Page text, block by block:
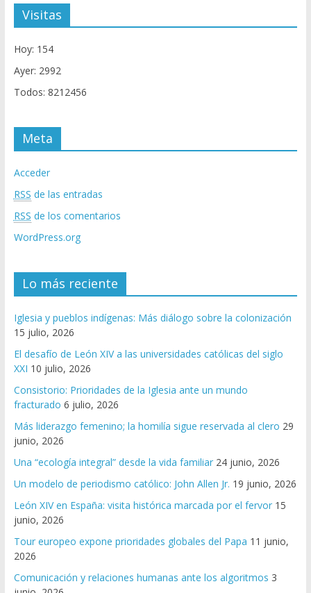
Visitas
Hoy: 154
Ayer: 2992
Todos: 8212456
Meta
Acceder
RSS de las entradas
RSS de los comentarios
WordPress.org
Lo más reciente
Iglesia y pueblos indígenas: Más diálogo sobre la colonización
15 julio, 2026
El desafío de León XIV a las universidades católicas del siglo
XXI 10 julio, 2026
Consistorio: Prioridades de la Iglesia ante un mundo
fracturado 6 julio, 2026
Más liderazgo femenino; la homilía sigue reservada al clero 29
junio, 2026
Una “ecología integral” desde la vida familiar 24 junio, 2026
Un modelo de periodismo católico: John Allen Jr. 19 junio, 2026
León XIV en España: visita histórica marcada por el fervor 15
junio, 2026
Tour europeo expone prioridades globales del Papa 11 junio,
2026
Comunicación y relaciones humanas ante los algoritmos 3